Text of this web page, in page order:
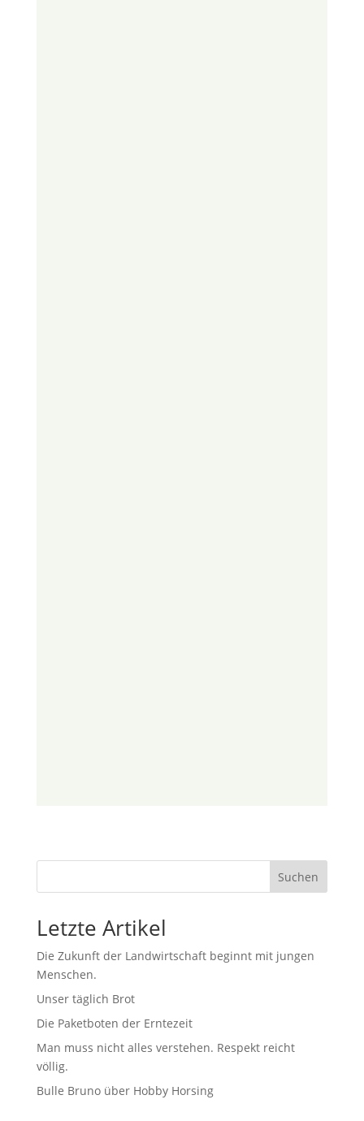
Suchen
Letzte Artikel
Die Zukunft der Landwirtschaft beginnt mit jungen
Menschen.
Unser täglich Brot
Die Paketboten der Erntezeit
Man muss nicht alles verstehen. Respekt reicht
völlig.
Bulle Bruno über Hobby Horsing